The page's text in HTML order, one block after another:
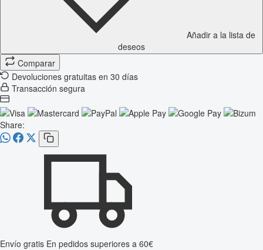
Añadir a la lista de
deseos
Comparar
Devoluciones gratuitas en 30 días
Transacción segura
Share:
Envío gratis En pedidos superiores a 60€